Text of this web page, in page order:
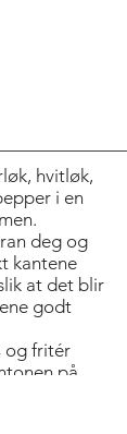
hvitløk,
i en
deg og
kantene
at det blir
godt
og fritér
på